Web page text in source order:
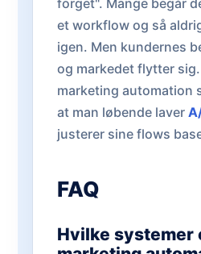
forget". Mange begår
et workflow og så
igen. Men kundernes
og markedet flytter
marketing automation
at man løbende laver
justerer sine flows
FAQ
Hvilke systemer